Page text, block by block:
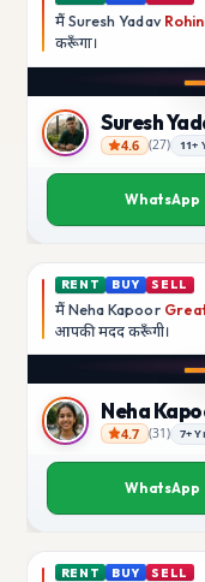
मैं Suresh Yadav
करूँगा।
Suresh Yadav
Suresh
4.6 (27) 11+
WhatsApp
RENT BUY SELL
मैं Neha Kapoor
आपकी मददकरूँगी।
Neha Kapoor
Neha
4.7 (31) 7+
WhatsApp
RENT BUY SELL